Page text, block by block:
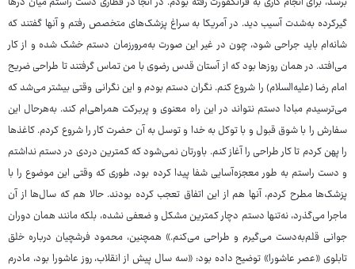
گیرکرده به‌شدت آسیب دید. در آمریکا به سراغ پزشک‌های متخصص رفتم و آنها گفتند که
شانه‌ام باید جراحی شود، چون در غیر این صورت به‌مرورزمان دستم خشک شده و از کار
می‌افتد. در همان روزها بود که از آستان قدس رضوی با من تماس گرفتند تا طراحی ضریح
امام رضا (علیه‌السلام) را شروع کنم. نگران دستم بودم و این نگرانی وقتی بیشتر می‌شد که
می‌ترسیدم مبادا دستم نتواند در این راه معنوی و پربرکت همراهی‌ام کند. به‌هرحال این
سفارش را با شوق قبول و با توکل به خدا و توسل به آن حضرت کار را شروع کردم. کاغذها
را پهن کردم تا کار طراحی را آغاز کنم. باورتان نمی‌شود که کمترین دردی در دستم نداشتم
و دست راستم به طور معجزه‌آسایی شفا پیدا کرده بود، طوری که وقتی این موضوع را با
پزشک‌ها مطرح کردم، آنها هم از این اتفاق تعجب کرده بودند. حالا هم که سال‌ها از آن
ماجرا می‌گذرد، نه‌تنها دستم دچار کمترین مشکل و ضعفی نشده، بلکه مانند همان دوران
جوانی قلم‌به‌دست می‌گیرم و طراحی می‌کنم.» همچنین، محمود فرشچیان درباره خلق
تابلوی «عصر عاشورا» توضیح داده بود: «سه سال پیش از انقلاب، روز عاشورا بود، مادرم